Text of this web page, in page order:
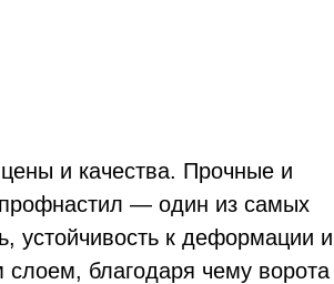
и качества. Прочные и
профнастил — один из самых
устойчивость к деформации и
благодаря чему ворота